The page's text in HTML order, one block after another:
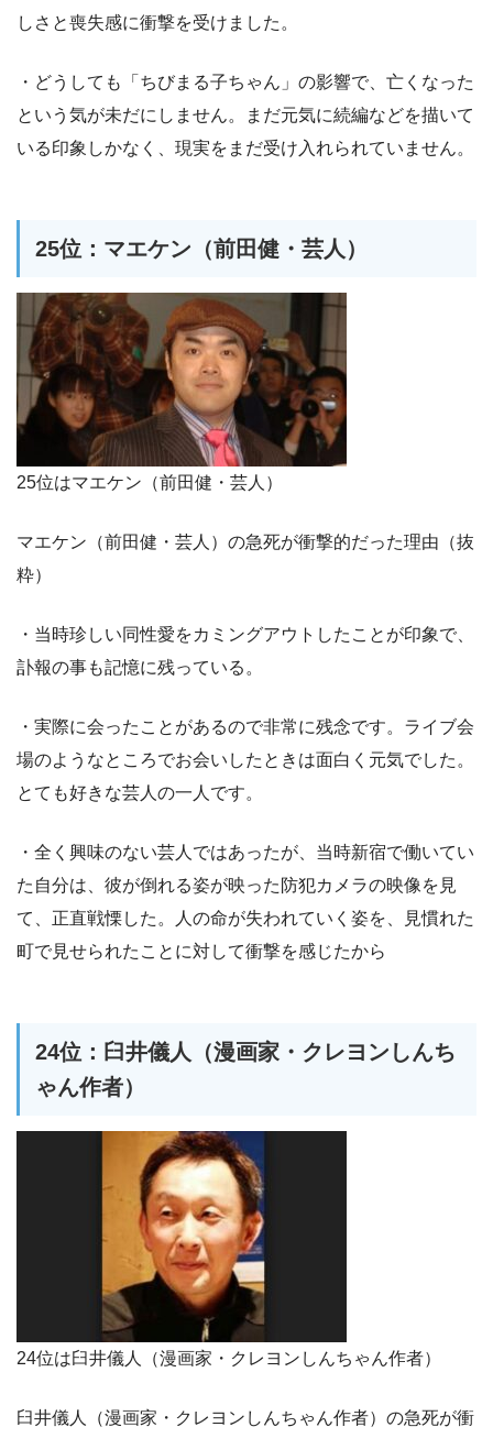
しさと喪失感に衝撃を受けました。
・どうしても「ちびまる子ちゃん」の影響で、亡くなった
という気が未だにしません。まだ元気に続編などを描いて
いる印象しかなく、現実をまだ受け入れられていません。
25位：マエケン（前田健・芸人）
25位はマエケン（前田健・芸人）
マエケン（前田健・芸人）の急死が衝撃的だった理由（抜
粋）
・当時珍しい同性愛をカミングアウトしたことが印象で、
訃報の事も記憶に残っている。
・実際に会ったことがあるので非常に残念です。ライブ会
場のようなところでお会いしたときは面白く元気でした。
とても好きな芸人の一人です。
・全く興味のない芸人ではあったが、当時新宿で働いてい
た自分は、彼が倒れる姿が映った防犯カメラの映像を見
て、正直戦慄した。人の命が失われていく姿を、見慣れた
町で見せられたことに対して衝撃を感じたから
24位：臼井儀人（漫画家・クレヨンしんち
ゃん作者）
24位は臼井儀人（漫画家・クレヨンしんちゃん作者）
臼井儀人（漫画家・クレヨンしんちゃん作者）の急死が衝